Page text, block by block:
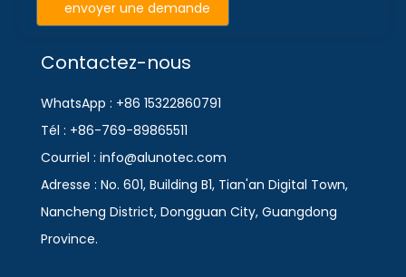
envoyer une demande
Contactez-nous
WhatsApp : +86 15322860791
Tél : +86-769-89865511
Courriel : info@alunotec.com
Adresse : No. 601, Building B1, Tian'an Digital Town,
Nancheng District, Dongguan City, Guangdong
Province.